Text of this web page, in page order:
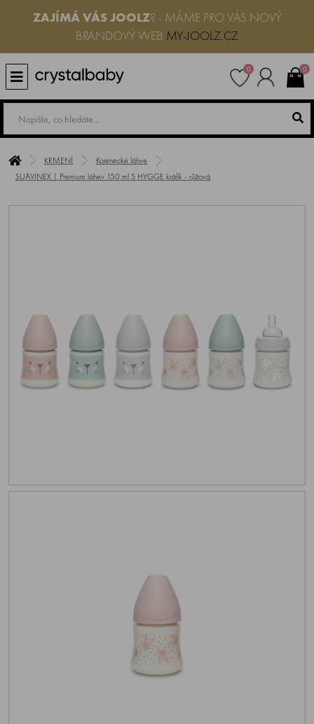
ZAJÍMÁ VÁS JOOLZ? - MÁME PRO VÁS NOVÝ
BRANDOVÝ WEB MY-JOOLZ.CZ
0 0
KRMENÍ
Kojenecké láhve
SUAVINEX | Premium láhev 150 ml S HYGGE králík - růžová